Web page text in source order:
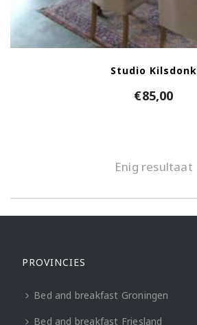
Studio Kilsdonk
€85,00
Enig resultaat
PROVINCIES
Bed and breakfast Groningen
Bed and breakfast Friesland